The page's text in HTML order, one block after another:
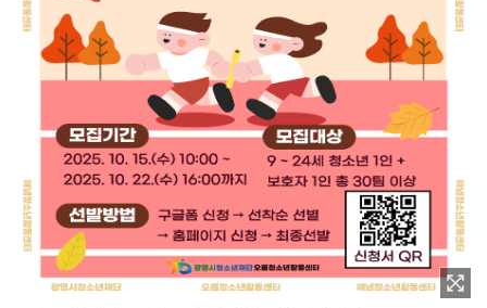
이미지 확대보기